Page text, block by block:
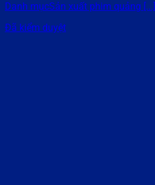
Danh mụcSản xuất phim quảng [...]
Đã kiểm duyệt